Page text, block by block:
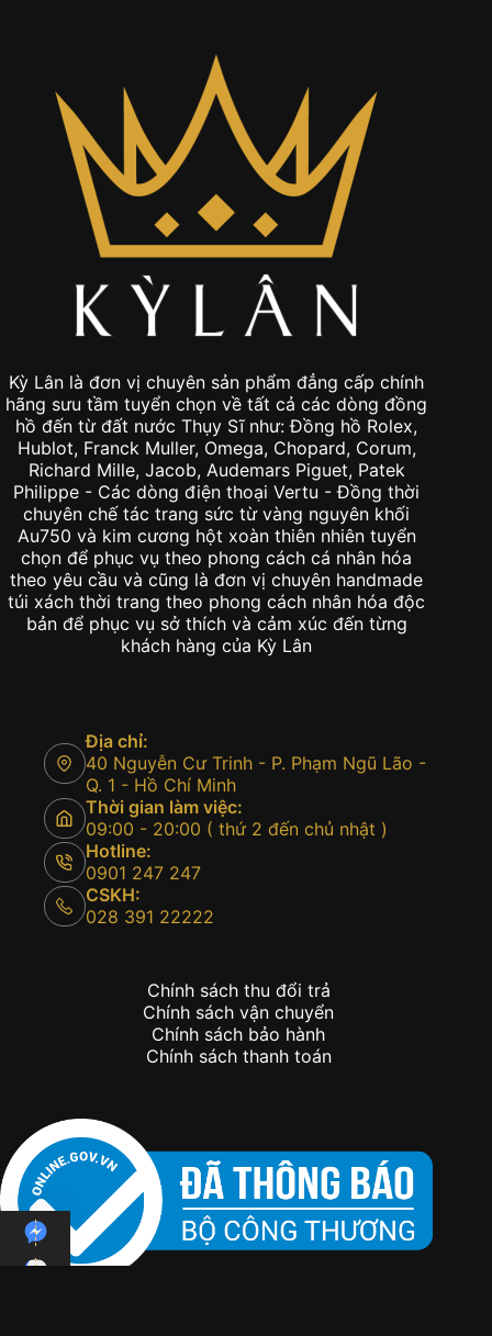
Kỳ Lân là đơn vị chuyên sản phẩm đẳng cấp chính
hãng sưu tầm tuyển chọn về tất cả các dòng đồng
hồ đến từ đất nước Thụy Sĩ như: Đồng hồ Rolex,
Hublot, Franck Muller, Omega, Chopard, Corum,
Richard Mille, Jacob, Audemars Piguet, Patek
Philippe - Các dòng điện thoại Vertu - Đồng thời
chuyên chế tác trang sức từ vàng nguyên khối
Au750 và kim cương hột xoàn thiên nhiên tuyển
chọn để phục vụ theo phong cách cá nhân hóa
theo yêu cầu và cũng là đơn vị chuyên handmade
túi xách thời trang theo phong cách nhân hóa độc
bản để phục vụ sở thích và cảm xúc đến từng
khách hàng của Kỳ Lân
Địa chỉ:
40 Nguyễn Cư Trinh - P. Phạm Ngũ Lão -
Q. 1 - Hồ Chí Minh
Thời gian làm việc:
09:00 - 20:00 ( thứ 2 đến chủ nhật )
Hotline:
0901 247 247
CSKH:
028 391 22222
Chính sách thu đổi trả
Chính sách vận chuyển
Chính sách bảo hành
Chính sách thanh toán